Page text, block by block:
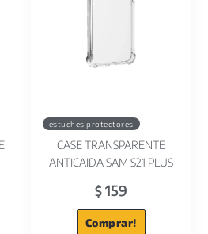
estuches protectores
CASE TRANSPARENTE
ANTICAIDA SAM S21 PLUS
$159
Comprar!